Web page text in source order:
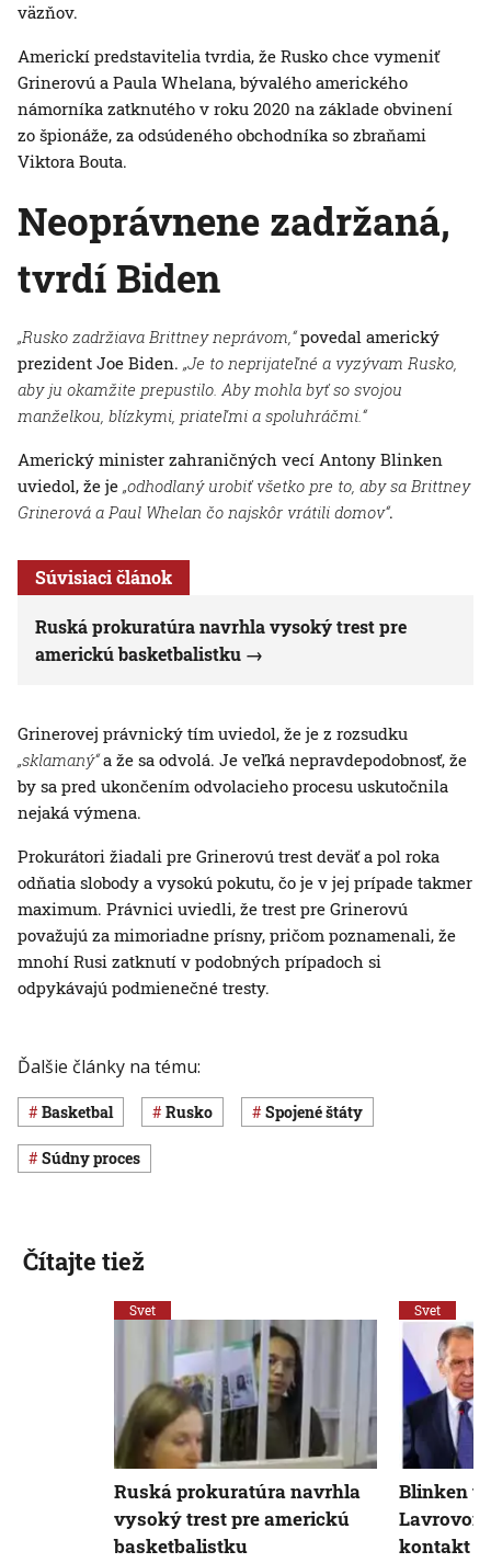
väzňov.
Americkí predstavitelia tvrdia, že Rusko chce vymeniť
Grinerovú a Paula Whelana, bývalého amerického
námorníka zatknutého v roku 2020 na základe obvinení
zo špionáže, za odsúdeného obchodníka so zbraňami
Viktora Bouta.
Neoprávnene zadržaná,
tvrdí Biden
„Rusko zadržiava Brittney neprávom,“povedal americký
prezident Joe Biden. „Je to neprijateľné a vyzývam Rusko,
aby ju okamžite prepustilo. Aby mohla byť so svojou
manželkou, blízkymi, priateľmi a spoluhráčmi.“
Americký minister zahraničných vecí Antony Blinken
uviedol, že je „odhodlaný urobiť všetko pre to, aby sa Brittney
Grinerová a Paul Whelan čo najskôr vrátili domov“.
Súvisiaci článok
Ruská prokuratúra navrhla vysoký trest pre
americkú basketbalistku
Grinerovej právnický tím uviedol, že je z rozsudku
„sklamaný“a že sa odvolá. Je veľká nepravdepodobnosť, že
by sa pred ukončením odvolacieho procesu uskutočnila
nejaká výmena.
Prokurátori žiadali pre Grinerovú trest deväť a pol roka
odňatia slobody a vysokú pokutu, čo je v jej prípade takmer
maximum. Právnici uviedli, že trest pre Grinerovú
považujú za mimoriadne prísny, pričom poznamenali, že
mnohí Rusi zatknutí v podobných prípadoch si
odpykávajú podmienečné tresty.
Ďalšie články na tému:
Basketbal Rusko Spojené štáty
súdny proces
Čítajte tiež
Svet
Ruská prokuratúra navrhla
vysoký trest pre americkú
basketbalistku
Svet
Blinken
kontakt